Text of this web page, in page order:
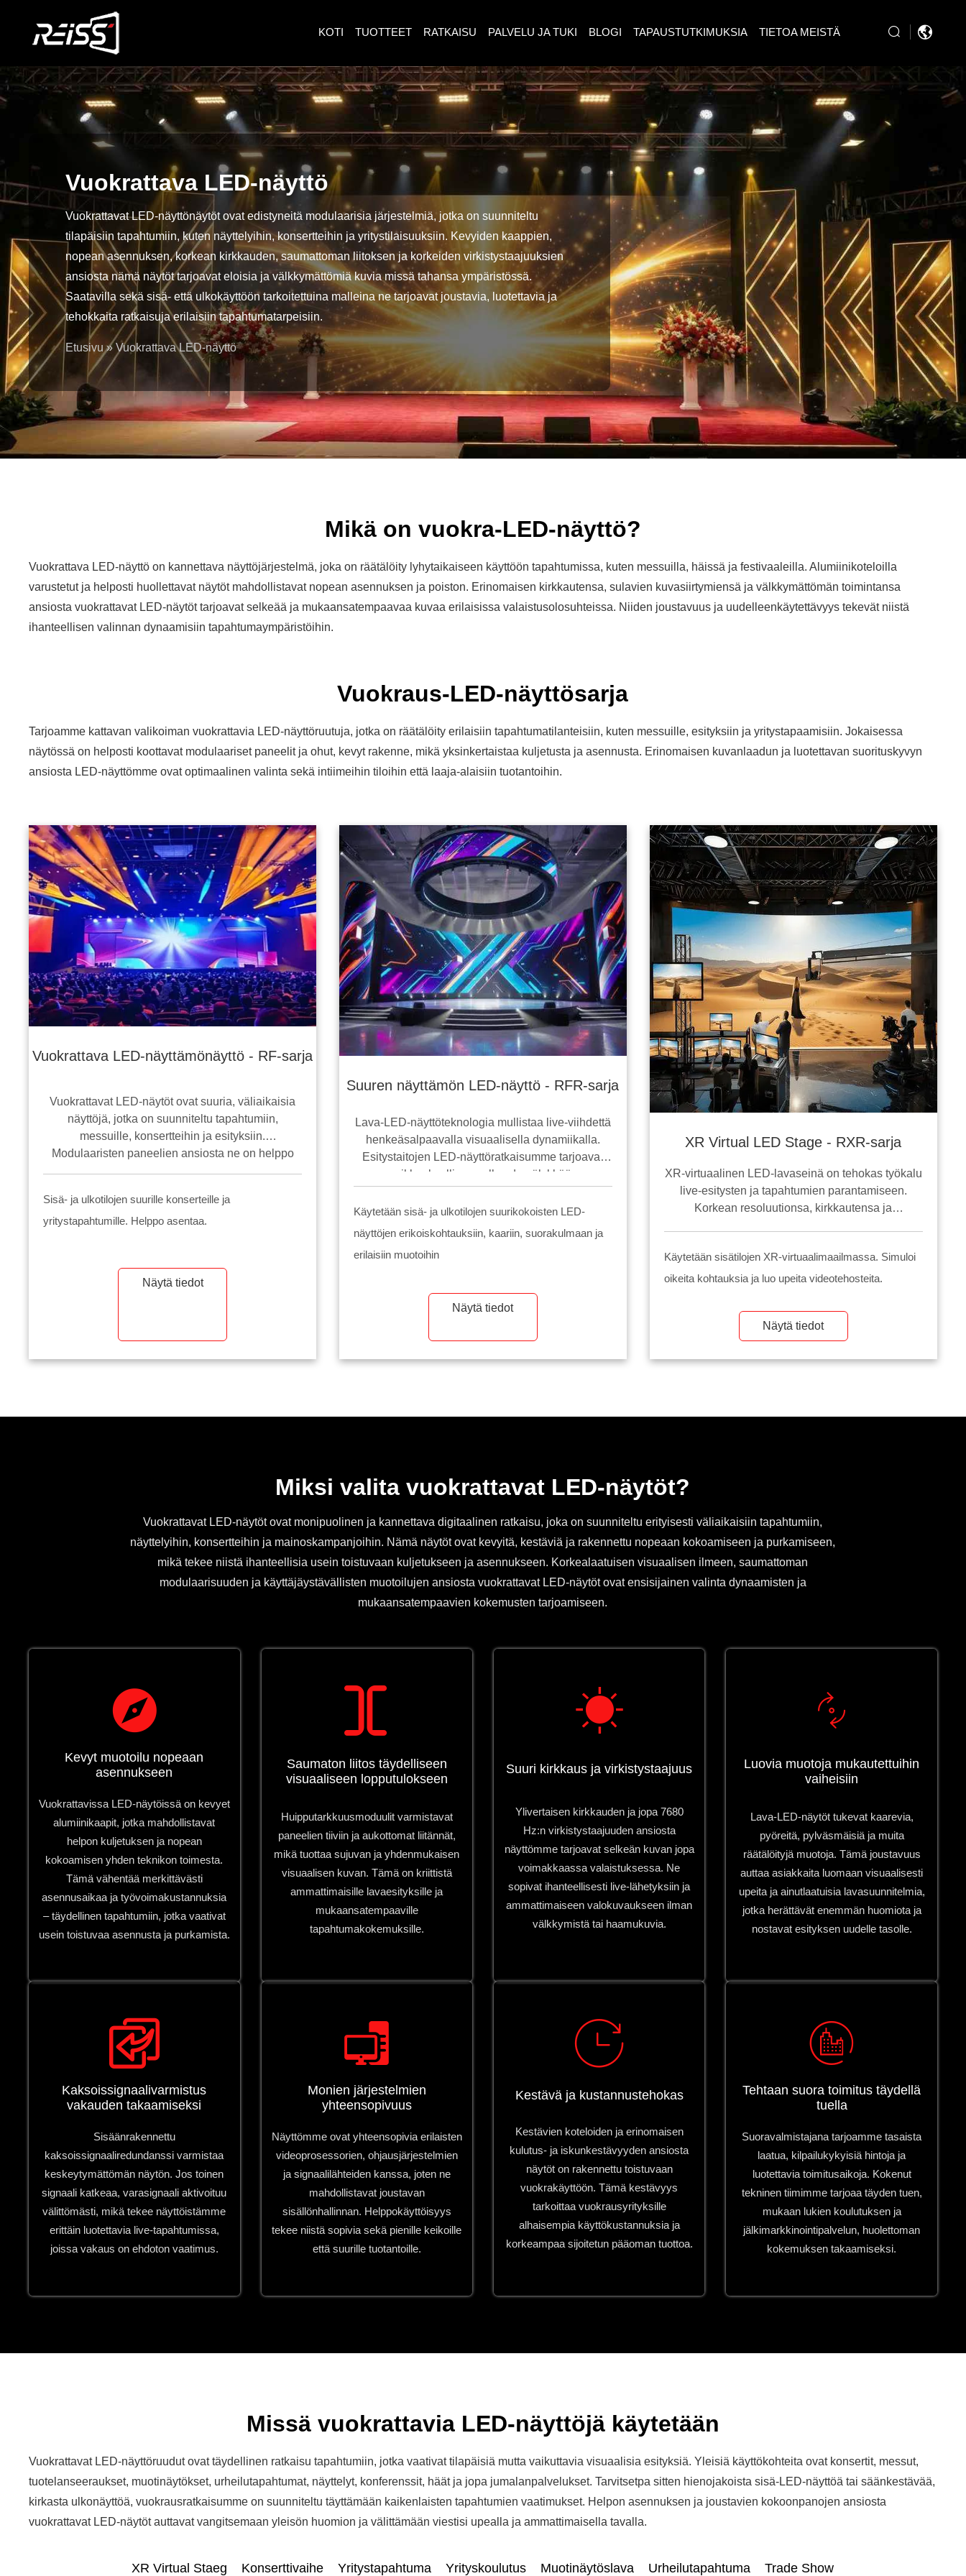
KOTI TUOTTEET RATKAISU PALVELU JA TUKI BLOGI TAPAUSTUTKIMUKSIA TIETOA MEISTÄ
Vuokrattava LED-näyttö
Vuokrattavat LED-näyttönäytöt ovat edistyneitä modulaarisia järjestelmiä, jotka on suunniteltu
tilapäisiin tapahtumiin, kuten näyttelyihin, konsertteihin ja yritystilaisuuksiin. Kevyiden kaappien,
nopean asennuksen, korkean kirkkauden, saumattoman liitoksen ja korkeiden virkistystaajuuksien
ansiosta nämä näytöt tarjoavat eloisia ja välkkymättömiä kuvia missä tahansa ympäristössä.
Saatavilla sekä sisä- että ulkokäyttöön tarkoitettuina malleina ne tarjoavat joustavia, luotettavia ja
tehokkaita ratkaisuja erilaisiin tapahtumatarpeisiin.
Etusivu» Vuokrattava LED-näyttö
Mikä on vuokra-LED-näyttö?
Vuokrattava LED-näyttö on kannettava näyttöjärjestelmä, joka on räätälöity lyhytaikaiseen käyttöön tapahtumissa, kuten messuilla, häissä ja festivaaleilla. Alumiinikoteloilla
varustetut ja helposti huollettavat näytöt mahdollistavat nopean asennuksen ja poiston. Erinomaisen kirkkautensa, sulavien kuvasiirtymiensä ja välkkymättömän toimintansa
ansiosta vuokrattavat LED-näytöt tarjoavat selkeää ja mukaansatempaavaa kuvaa erilaisissa valaistusolosuhteissa. Niiden joustavuus ja uudelleenkäytettävyys tekevät niistä
ihanteellisen valinnan dynaamisiin tapahtumaympäristöihin.
Vuokraus-LED-näyttösarja
Tarjoamme kattavan valikoiman vuokrattavia LED-näyttöruutuja, jotka on räätälöity erilaisiin tapahtumatilanteisiin, kuten messuille, esityksiin ja yritystapaamisiin. Jokaisessa
näytössä on helposti koottavat modulaariset paneelit ja ohut, kevyt rakenne, mikä yksinkertaistaa kuljetusta ja asennusta. Erinomaisen kuvanlaadun ja luotettavan suorituskyvyn
ansiosta LED-näyttömme ovat optimaalinen valinta sekä intiimeihin tiloihin että laaja-alaisiin tuotantoihin.
Vuokrattava LED-näyttämönäyttö - RF-sarja
Vuokrattavat LED-näytöt ovat suuria, väliaikaisia
näyttöjä, jotka on suunniteltu tapahtumiin,
messuille, konsertteihin ja esityksiin.
Modulaaristen paneelien ansiosta ne on helppo
resoluution, vaikuttavan kirkkauden ja eloisien
värien ansiosta nämä näytöt sopivat ihanteellisesti
Sisä- ja ulkotilojen suurille konserteille ja
yritystapahtumille. Helppo asentaa.
Näytä tiedot
Suuren näyttämön LED-näyttö - RFR-sarja
Lava-LED-näyttöteknologia mullistaa live-viihdettä
henkeäsalpaavalla visuaalisella dynamiikalla.
Esitystaitojen LED-näyttöratkaisumme tarjoavat
poikkeuksellisen selkeyden älykkään
tuotantoa. Edistyksellisten tapahtumavisuaalisten
suunniteltu maksimoimaan esitysominaisuudet –
varmistaen unohtumattomat ja
yleisöä ja parantavat live-kokemusta.
Käytetään sisä- ja ulkotilojen suurikokoisten LED-
näyttöjen erikoiskohtauksiin, kaariin, suorakulmaan ja
erilaisiin muotoihin
Näytä tiedot
XR Virtual LED Stage - RXR-sarja
XR-virtuaalinen LED-lavaseinä on tehokas työkalu
live-esitysten ja tapahtumien parantamiseen.
Korkean resoluutionsa, kirkkautensa ja
yleisöä.
Käytetään sisätilojen XR-virtuaalimaailmassa. Simuloi
oikeita kohtauksia ja luo upeita videotehosteita.
Näytä tiedot
Miksi valita vuokrattavat LED-näytöt?
Vuokrattavat LED-näytöt ovat monipuolinen ja kannettava digitaalinen ratkaisu, joka on suunniteltu erityisesti väliaikaisiin tapahtumiin,
näyttelyihin, konsertteihin ja mainoskampanjoihin. Nämä näytöt ovat kevyitä, kestäviä ja rakennettu nopeaan kokoamiseen ja purkamiseen,
mikä tekee niistä ihanteellisia usein toistuvaan kuljetukseen ja asennukseen. Korkealaatuisen visuaalisen ilmeen, saumattoman
modulaarisuuden ja käyttäjäystävällisten muotoilujen ansiosta vuokrattavat LED-näytöt ovat ensisijainen valinta dynaamisten ja
mukaansatempaavien kokemusten tarjoamiseen.
Kevyt muotoilu nopeaan
asennukseen
Vuokrattavissa LED-näytöissä on kevyet
alumiinikaapit, jotka mahdollistavat
helpon kuljetuksen ja nopean
kokoamisen yhden teknikon toimesta.
Tämä vähentää merkittävästi
asennusaikaa ja työvoimakustannuksia
– täydellinen tapahtumiin, jotka vaativat
usein toistuvaa asennusta ja purkamista.
Saumaton liitos täydelliseen
visuaaliseen lopputulokseen
Huipputarkkuusmoduulit varmistavat
paneelien tiiviin ja aukottomat liitännät,
mikä tuottaa sujuvan ja yhdenmukaisen
visuaalisen kuvan. Tämä on kriittistä
ammattimaisille lavaesityksille ja
mukaansatempaaville
tapahtumakokemuksille.
Suuri kirkkaus ja virkistystaajuus
Ylivertaisen kirkkauden ja jopa 7680
Hz:n virkistystaajuuden ansiosta
näyttömme tarjoavat selkeän kuvan jopa
voimakkaassa valaistuksessa. Ne
sopivat ihanteellisesti live-lähetyksiin ja
ammattimaiseen valokuvaukseen ilman
välkkymistä tai haamukuvia.
Luovia muotoja mukautettuihin
vaiheisiin
Lava-LED-näytöt tukevat kaarevia,
pyöreitä, pylväsmäisiä ja muita
räätälöityjä muotoja. Tämä joustavuus
auttaa asiakkaita luomaan visuaalisesti
upeita ja ainutlaatuisia lavasuunnitelmia,
jotka herättävät enemmän huomiota ja
nostavat esityksen uudelle tasolle.
Kaksoissignaalivarmistus
vakauden takaamiseksi
Sisäänrakennettu
kaksoissignaaliredundanssi varmistaa
keskeytymättömän näytön. Jos toinen
signaali katkeaa, varasignaali aktivoituu
välittömästi, mikä tekee näyttöistämme
erittäin luotettavia live-tapahtumissa,
joissa vakaus on ehdoton vaatimus.
Monien järjestelmien
yhteensopivuus
Näyttömme ovat yhteensopivia erilaisten
videoprosessorien, ohjausjärjestelmien
ja signaalilähteiden kanssa, joten ne
mahdollistavat joustavan
sisällönhallinnan. Helppokäyttöisyys
tekee niistä sopivia sekä pienille keikoille
että suurille tuotantoille.
Kestävä ja kustannustehokas
Kestävien koteloiden ja erinomaisen
kulutus- ja iskunkestävyyden ansiosta
näytöt on rakennettu toistuvaan
vuokrakäyttöön. Tämä kestävyys
tarkoittaa vuokrausyrityksille
alhaisempia käyttökustannuksia ja
korkeampaa sijoitetun pääoman tuottoa.
Tehtaan suora toimitus täydellä
tuella
Suoravalmistajana tarjoamme tasaista
laatua, kilpailukykyisiä hintoja ja
luotettavia toimitusaikoja. Kokenut
tekninen tiimimme tarjoaa täyden tuen,
mukaan lukien koulutuksen ja
jälkimarkkinointipalvelun, huolettoman
kokemuksen takaamiseksi.
Missä vuokrattavia LED-näyttöjä käytetään
Vuokrattavat LED-näyttöruudut ovat täydellinen ratkaisu tapahtumiin, jotka vaativat tilapäisiä mutta vaikuttavia visuaalisia esityksiä. Yleisiä käyttökohteita ovat konsertit, messut,
tuotelanseeraukset, muotinäytökset, urheilutapahtumat, näyttelyt, konferenssit, häät ja jopa jumalanpalvelukset. Tarvitsetpa sitten hienojakoista sisä-LED-näyttöä tai säänkestävää,
kirkasta ulkonäyttöä, vuokrausratkaisumme on suunniteltu täyttämään kaikenlaisten tapahtumien vaatimukset. Helpon asennuksen ja joustavien kokoonpanojen ansiosta
vuokrattavat LED-näytöt auttavat vangitsemaan yleisön huomion ja välittämään viestisi upealla ja ammattimaisella tavalla.
XR Virtual Staeg Konserttivaihe Yritystapahtuma Yrityskoulutus Muotinäytöslava Urheilutapahtuma Trade Show